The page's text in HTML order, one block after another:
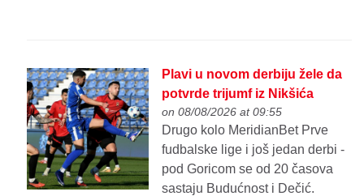
Plavi u novom derbiju žele da
potvrde trijumf iz Nikšića
on 08/08/2026 at 09:55
Drugo kolo MeridianBet Prve
fudbalske lige i još jedan derbi -
pod Goricom se od 20 časova
sastaju Budućnost i Dečić.